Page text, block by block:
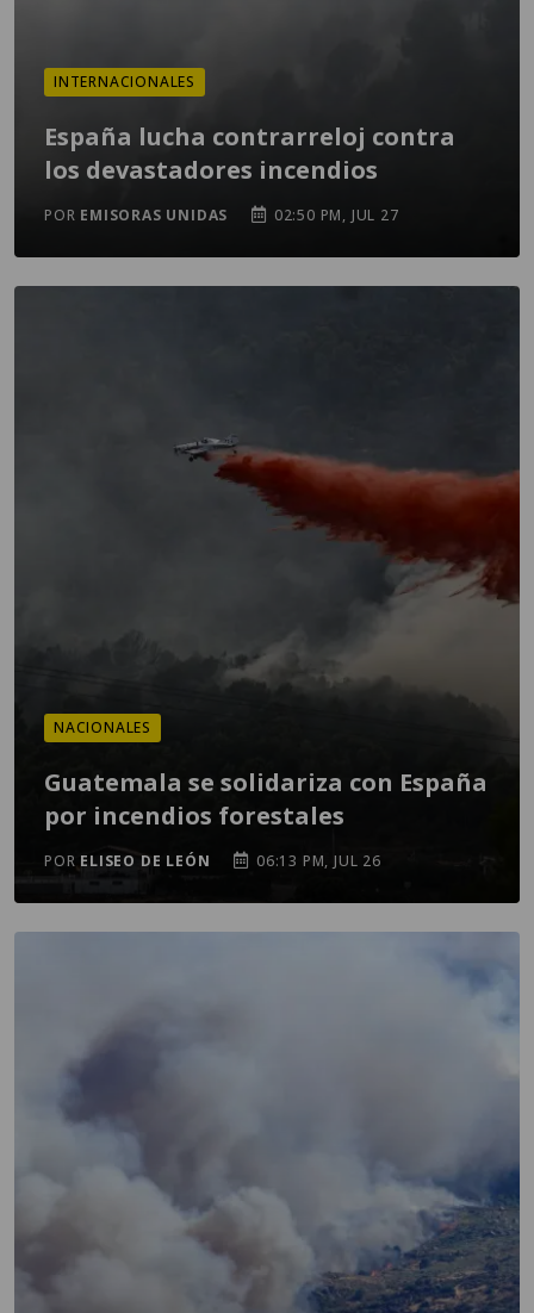
INTERNACIONALES
España lucha contrarreloj contra
los devastadores incendios
POR EMISORAS UNIDAS 02:50 PM, JUL 27
NACIONALES
Guatemala se solidariza con España
por incendios forestales
POR ELISEO DE LEÓN 06:13 PM, JUL 26